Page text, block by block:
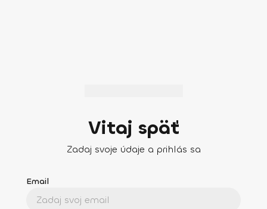
Vitaj späť
Zadaj svoje údaje a prihlás sa
Email